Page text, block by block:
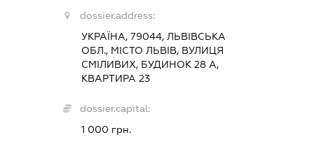
dossier.address:
УКРАЇНА, 79044, ЛЬВІВСЬКА
ОБЛ., МІСТО ЛЬВІВ, ВУЛИЦЯ
СМІЛИВИХ, БУДИНОК 28 А,
КВАРТИРА 23
dossier.capital:
1 000 грн.